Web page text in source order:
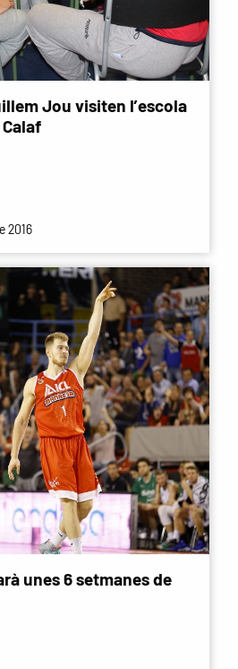
Jou visiten l’escola
2016
unes 6 setmanes de